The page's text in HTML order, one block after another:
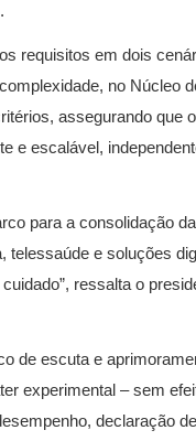
requisitos em dois
no Núcleo
assegurando que
e escalável,
para a consolidação
e soluções
ressalta o
de escuta e
experimental – sem
declaração